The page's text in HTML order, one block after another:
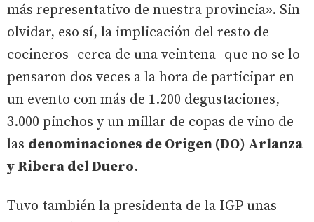
más representativo de nuestra provincia». Sin
olvidar, eso sí, la implicación del resto de
cocineros -cerca de una veintena- que no se lo
pensaron dos veces a la hora de participar en
un evento con más de 1.200 degustaciones,
3.000 pinchos y un millar de copas de vino de
las denominaciones de Origen (DO) Arlanza
y Ribera del Duero.
Tuvo también la presidenta de la IGP unas